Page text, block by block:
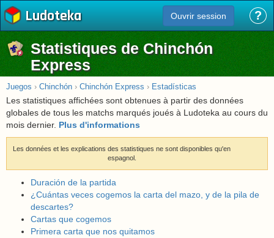
Ludoteka Ouvrir session ?
Statistiques de Chinchón
Express
Juegos › Chinchón › Chinchón Express › Estadísticas
Les statistiques affichées sont obtenues à partir des données
globales de tous les matchs marqués joués à Ludoteka au cours du
mois dernier. Plus d'informations
Les données et les explications des statistiques ne sont disponibles qu'en
espagnol.
Duración de la partida
¿Cuántas veces cogemos la carta del mazo, y de la pila de
descartes?
Cartas que cogemos
Primera carta que nos quitamos